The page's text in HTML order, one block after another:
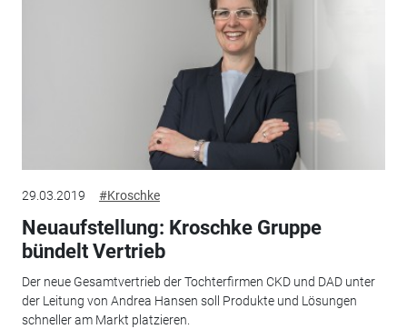
29.03.2019 #Kroschke
Neuaufstellung: Kroschke Gruppe
bündelt Vertrieb
Der neue Gesamtvertrieb der Tochterfirmen CKD und DAD unter
der Leitung von Andrea Hansen soll Produkte und Lösungen
schneller am Markt platzieren.